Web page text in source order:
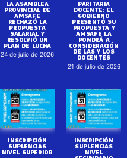
LA ASAMBLEA
PROVINCIAL DE
AMSAFE
RECHAZÓ LA
PROPUESTA
SALARIAL Y
RESOLVIÓ UN
PLAN DE LUCHA
24 de julio de 2026
PARITARIA
DOCENTE: EL
GOBIERNO
PRESENTÓ SU
PROPUESTA Y
AMSAFE LA
PONDRÁ A
CONSIDERACIÓN
DE LAS Y LOS
DOCENTES
21 de julio de 2026
INSCRIPCIÓN
SUPLENCIAS
NIVEL SUPERIOR
INSCRIPCIÓN
SUPLENCIAS
NIVEL